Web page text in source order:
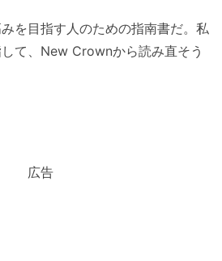
を目指す人のための指南書だ。私
て、New Crownから読み直そう
広告